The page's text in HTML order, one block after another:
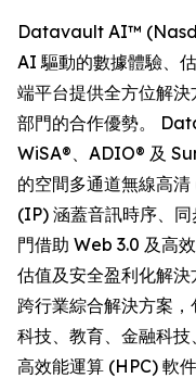
Datavault AI™
AI 驅動的數據體驗、
端平台提供全方位解
部門的合作優勢。
WiSA®、ADIO® 及
的空間多通道無線高
(IP) 涵蓋音訊時序、
門借助 Web 3.0 及高
估值及安全盈利化解
跨行業綜合解決方案
科技、教育、金融科
高效能運算 (HPC) 軟